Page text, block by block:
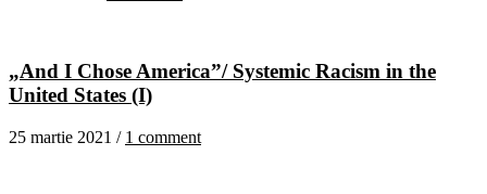
„And I Chose America”/ Systemic Racism in the
United States (I)
25 martie 2021 / 1 comment